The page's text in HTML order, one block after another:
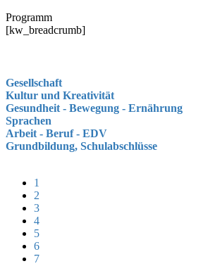
Programm
[kw_breadcrumb]
Gesellschaft
Kultur und Kreativität
Gesundheit - Bewegung - Ernährung
Sprachen
Arbeit - Beruf - EDV
Grundbildung, Schulabschlüsse
1
2
3
4
5
6
7